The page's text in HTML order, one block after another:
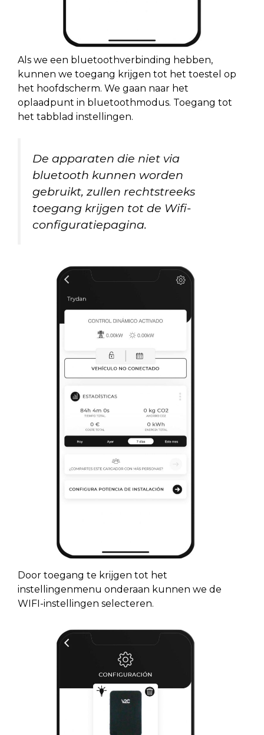
Als we een bluetoothverbinding hebben,
kunnen we toegang krijgen tot het toestel op
het hoofdscherm. We gaan naar het
oplaadpunt in bluetoothmodus. Toegang tot
het tabblad instellingen.
De apparaten die niet via
bluetooth kunnen worden
gebruikt, zullen rechtstreeks
toegang krijgen tot de Wifi-
configuratiepagina.
Door toegang te krijgen tot het
instellingenmenu onderaan kunnen we de
WIFI-instellingen selecteren.